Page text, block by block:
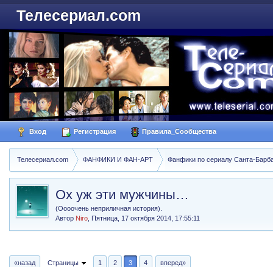
Телесериал.com
Вход Регистрация Правила_Сообщества
Телесериал.com ФАНФИКИ И ФАН-АРТ Фанфики по сериалу Санта-
Ох уж эти мужчины…
(Оооочень неприличная история).
Автор Niro ,Пятница, 17 октября 2014, 17:55:11
«назад Страницы 1 2 3 4 вперед»